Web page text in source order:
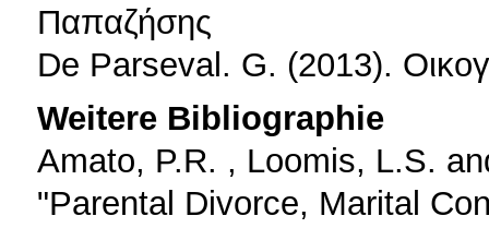
Παπαζήσης
De Parseval. G. (2013).
Weitere Bibliographie
Amato, P.R. , Loomis, L.S.
"Parental Divorce, Marital